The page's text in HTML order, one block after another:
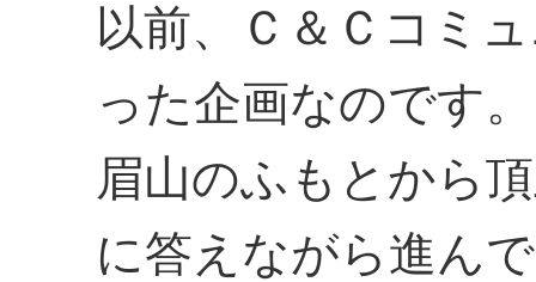
以前、Ｃ＆Ｃコミ
った企画なのです。
眉山のふもとから
に答えながら進ん